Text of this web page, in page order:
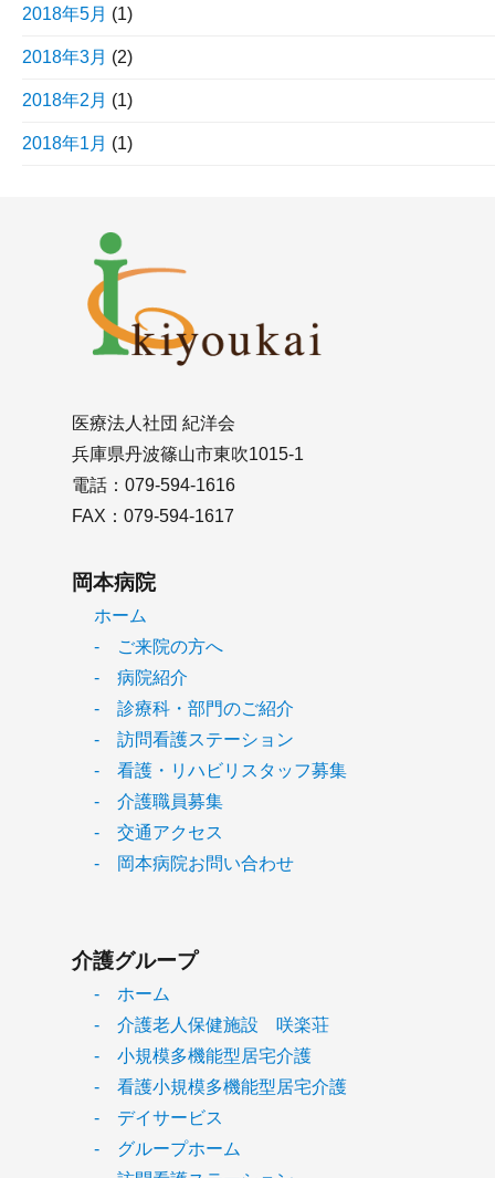
2018年5月 (1)
2018年3月 (2)
2018年2月 (1)
2018年1月 (1)
医療法人社団 紀洋会
兵庫県丹波篠山市東吹1015-1
電話：079-594-1616
FAX：079-594-1617
岡本病院
ホーム
- ご来院の方へ
- 病院紹介
- 診療科・部門のご紹介
- 訪問看護ステーション
- 看護・リハビリスタッフ募集
- 介護職員募集
- 交通アクセス
- 岡本病院お問い合わせ
介護グループ
- ホーム
- 介護老人保健施設 咲楽荘
- 小規模多機能型居宅介護
- 看護小規模多機能型居宅介護
- デイサービス
- グループホーム